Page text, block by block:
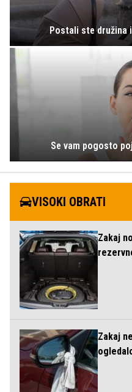
Postali ste družina
Se vam pogosto
VISOKI OBRATI
Zakaj
Zakaj